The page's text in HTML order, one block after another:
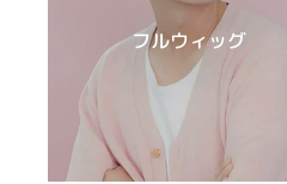
フルウィッグ